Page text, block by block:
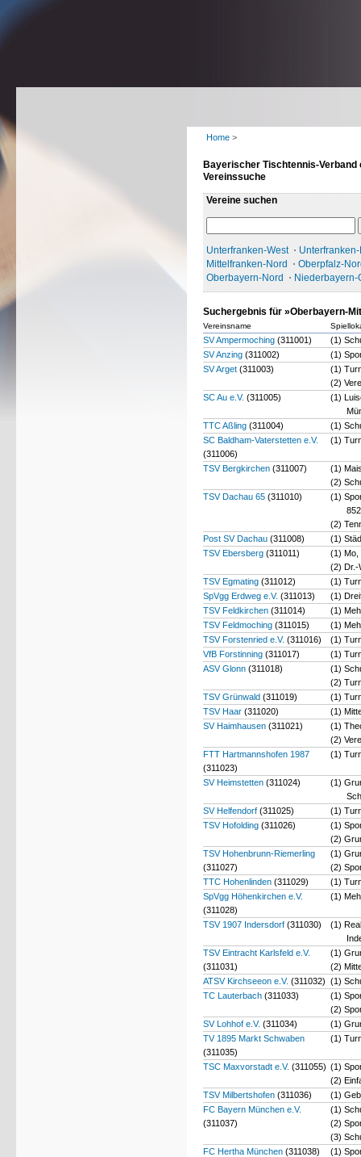
Home >
Bayerischer Tischtennis-Verband
Vereinssuche
Vereine suchen
Unterfranken-West
Mittelfranken-Nord
Oberpfalz-
Oberbayern-Nord
Niederbayern-
Suchergebnis für »Oberbayern-
Vereinsname
SV Ampermoching (311001)
(1)
SV Anzing (311002)
(1)
SV Arget (311003)
(1)
(2)
SC Au e.V. (311005)
(1)
TTC Aßling (311004)
(1)
SC Baldham-Vaterstetten e.V.
(311006)
(1)
TSV Bergkirchen (311007)
(1)
(2)
TSV Dachau 65 (311010)
(1)
(2)
Post SV Dachau (311008)
(1)
TSV Ebersberg (311011)
(1) Mo,
(2) Dr.-
TSV Egmating (311012)
(1)
SpVgg Erdweg e.V. (311013)
(1)
TSV Feldkirchen (311014)
(1)
TSV Feldmoching (311015)
(1)
TSV Forstenried e.V. (311016)
(1)
VfB Forstinning (311017)
(1)
ASV Glonn (311018)
(1)
(2)
TSV Grünwald (311019)
(1)
TSV Haar (311020)
(1)
SV Haimhausen (311021)
(1)
(2)
FTT Hartmannshofen 1987
(311023)
(1)
SV Heimstetten (311024)
(1)
SV Helfendorf (311025)
(1)
TSV Hofolding (311026)
(1)
(2)
TSV Hohenbrunn-Riemerling
(311027)
(1)
(2)
TTC Hohenlinden (311029)
(1)
SpVgg Höhenkirchen e.V.
(311028)
(1)
TSV 1907 Indersdorf (311030)
(1)
TSV Eintracht Karlsfeld e.V.
(311031)
(1)
(2)
ATSV Kirchseeon e.V. (311032) (1)
TC Lauterbach (311033)
(1)
(2)
SV Lohhof e.V. (311034)
(1)
TV 1895 Markt Schwaben
(311035)
(1)
TSC Maxvorstadt e.V. (311055) (1)
(2)
TSV Milbertshofen (311036)
(1)
FC Bayern München e.V.
(311037)
(1)
(2)
(3)
FC Hertha München (311038)
(1)